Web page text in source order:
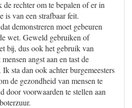
rechter om te bepalen of er in
is van een strafbaar feit.
demonstreren moet gebeuren
wet. Geweld gebruiken of
bij, dus ook het gebruik van
angst aan en tast de
sta dan ook achter burgemeesters
de gezondheid van mensen te
door voorwaarden te stellen aan